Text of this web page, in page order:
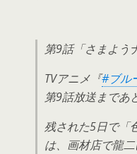
第9話「さまよう
TVアニメ『#ブル
第9話放送まであ
残された5日で「
は、画材店で龍二